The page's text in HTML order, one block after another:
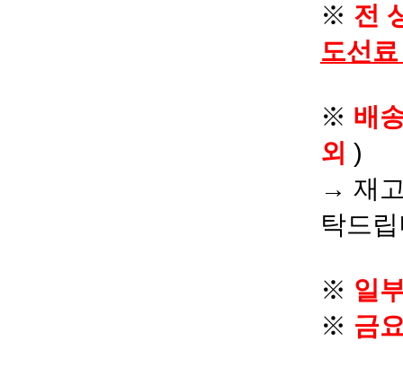
※ 전
도선
※ 배
외 )
→ 재
탁드
※ 일
※ 금